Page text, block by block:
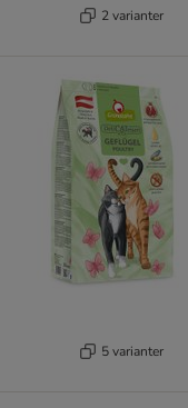
2 varianter
5 varianter